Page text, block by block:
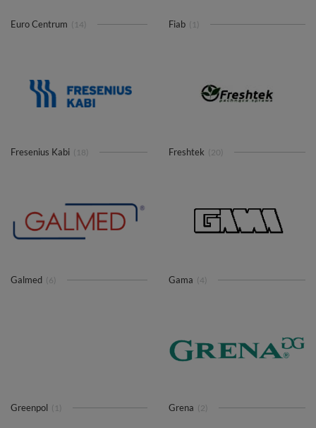
Euro Centrum (14) Fiab (1)
Fresenius Kabi (18) Freshtek (20)
Galmed (6) Gama (4)
Greenpol (1) Grena (2)